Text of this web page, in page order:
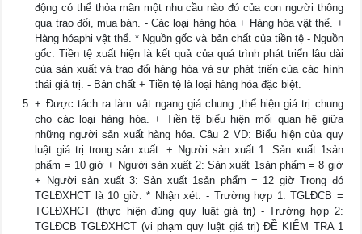
động có thể thỏa mãn một nhu cầu nào đó của con người thông
qua trao đổi, mua bán. - Các loại hàng hóa + Hàng hóa vật thể. +
Hàng hóaphi vật thể. * Nguồn gốc và bản chất của tiền tệ - Nguồn
gốc: Tiền tệ xuất hiện là kết quả của quá trình phát triển lâu dài
của sản xuất và trao đổi hàng hóa và sự phát triển của các hình
thái giá trị. - Bản chất + Tiền tệ là loại hàng hóa đặc biệt.
+ Được tách ra làm vật ngang giá chung ,thể hiện giá trị chung
cho các loại hàng hóa. + Tiền tệ biểu hiện mối quan hệ giữa
những người sản xuất hàng hóa. Câu 2 VD: Biểu hiện của quy
luật giá trị trong sản xuất. + Người sản xuất 1: Sản xuất 1sản
phẩm = 10 giờ + Người sản xuất 2: Sản xuất 1sản phẩm = 8 giờ
+ Người sản xuất 3: Sản xuất 1sản phẩm = 12 giờ Trong đó
TGLĐXHCT là 10 giờ. * Nhận xét: - Trường hợp 1: TGLĐCB =
TGLĐXHCT (thực hiện đúng quy luật giá trị) - Trường hợp 2:
TGLĐCB TGLĐXHCT (vi phạm quy luật giá trị) ĐỀ KIỂM TRA 1